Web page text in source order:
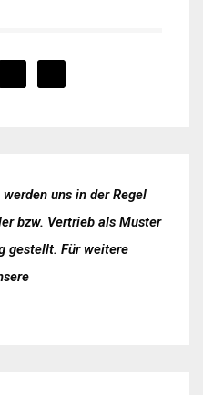
uns in der Regel
bzw. Vertrieb als Muster
gestellt. Für weitere